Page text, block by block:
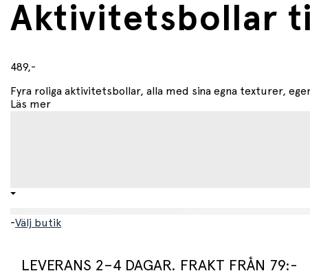
Aktivitetsbollar
489,-
Fyra roliga aktivitetsbollar, alla med sina egna texturer,
Läs mer
-Välj butik
LEVERANS 2–4 DAGAR. FRAKT FRÅN 79:-